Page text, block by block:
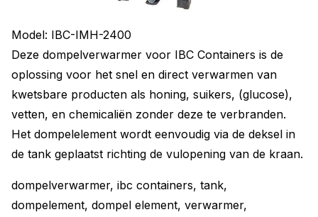
Model: IBC-IMH-2400
Deze dompelverwarmer voor IBC Containers is de
oplossing voor het snel en direct verwarmen van
kwetsbare producten als honing, suikers, (glucose),
vetten, en chemicaliën zonder deze te verbranden.
Het dompelelement wordt eenvoudig via de deksel in
de tank geplaatst richting de vulopening van de kraan.
dompelverwarmer, ibc containers, tank,
dompelement, dompel element, verwarmer,